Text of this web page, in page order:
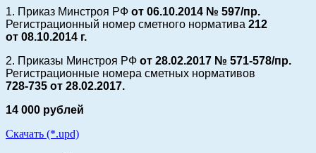
1. Приказ Минстроя РФ от 06.10.2014 № 597/пр.
Регистрационный номер сметного норматива 212
от 08.10.2014 г.
2. Приказы Минстроя РФ от 28.02.2017 № 571-578/пр.
Регистрационные номера сметных нормативов
728-735 от 28.02.2017.
14 000 рублей
Скачать (*.upd)